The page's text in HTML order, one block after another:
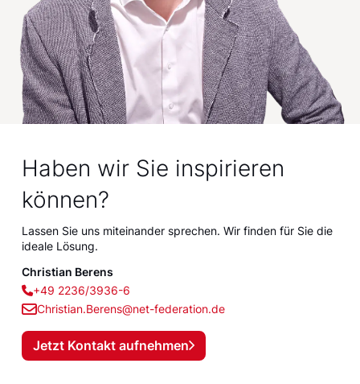
Haben wir Sie inspirieren
können?
Lassen Sie uns miteinander sprechen. Wir finden für Sie die
ideale Lösung.
Christian Berens
+49 2236/3936-6
Christian.Berens@net-federation.de
Jetzt Kontakt aufnehmen